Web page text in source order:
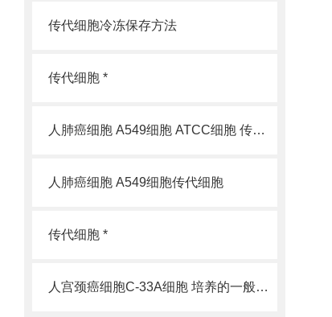
传代细胞冷冻保存方法
传代细胞 *
人肺癌细胞 A549细胞 ATCC细胞 传代细胞
人肺癌细胞 A549细胞传代细胞
传代细胞 *
人宫颈癌细胞C-33A细胞 培养的一般过程